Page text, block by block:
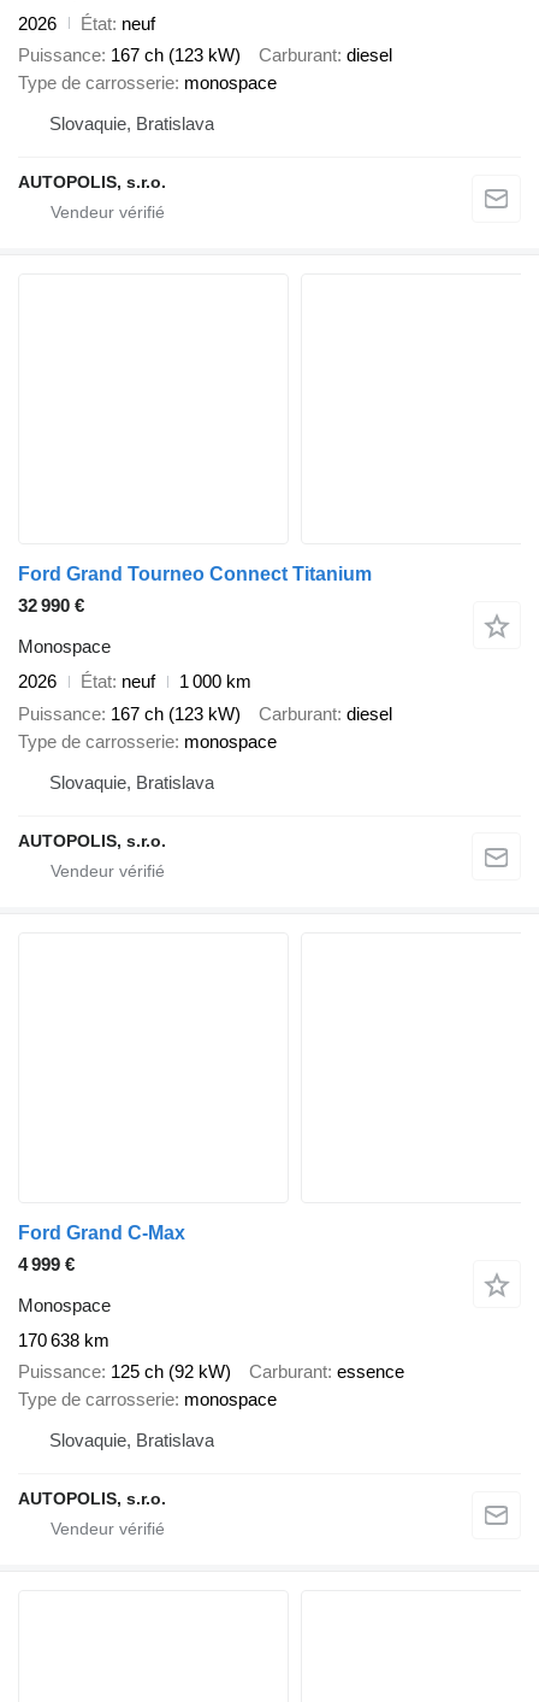
2026
État neuf
Puissance 167 ch (123 kW) Carburant diesel
Type de carrosserie monospace
Slovaquie, Bratislava
AUTOPOLIS, s.r.o.
Ford Grand Tourneo Connect Titanium
32 990 €
Monospace
2026
État neuf
1 000 km
Puissance 167 ch (123 kW) Carburant diesel
Type de carrosserie monospace
Slovaquie, Bratislava
AUTOPOLIS, s.r.o.
Ford Grand C-Max
4 999 €
Monospace
170 638 km
Puissance 125 ch (92 kW) Carburant essence
Type de carrosserie monospace
Slovaquie, Bratislava
AUTOPOLIS, s.r.o.